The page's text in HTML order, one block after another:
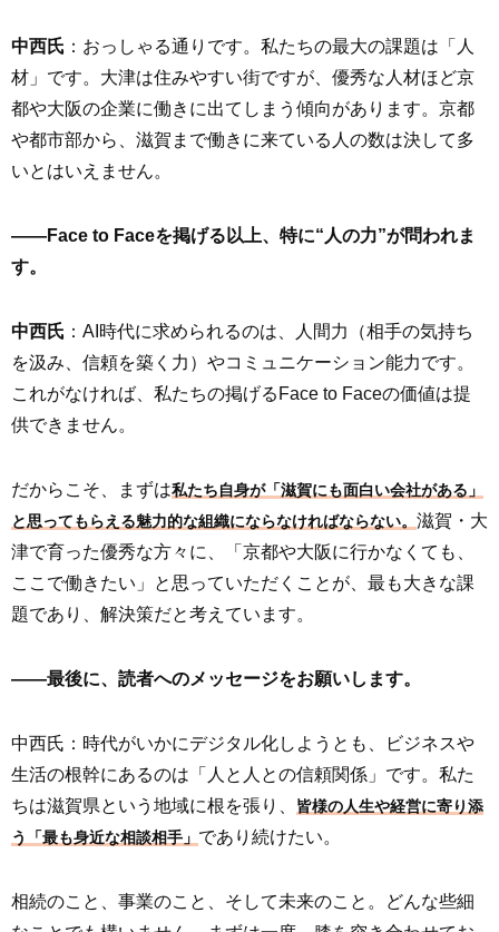
中西氏 ：おっしゃる通りです。私たちの最大の課題は「人
材」です。大津は住みやすい街ですが、優秀な人材ほど京
都や大阪の企業に働きに出てしまう傾向があります。京都
や都市部から、滋賀まで働きに来ている人の数は決して多
いとはいえません。
――Face to Faceを掲げる以上、特に“人の力”が問われま
す。
中西氏 ：AI時代に求められるのは、人間力（相手の気持ち
を汲み、信頼を築く力）やコミュニケーション能力です。
これがなければ、私たちの掲げるFace to Faceの価値は提
供できません。
だからこそ、まずは私たち自身が「滋賀にも面白い会社がある」
と思ってもらえる魅力的な組織にならなければならない。 滋賀・大
津で育った優秀な方々に、「京都や大阪に行かなくても、
ここで働きたい」と思っていただくことが、最も大きな課
題であり、解決策だと考えています。
――最後に、読者へのメッセージをお願いします。
中西氏：時代がいかにデジタル化しようとも、ビジネスや
生活の根幹にあるのは「人と人との信頼関係」です。私た
ちは滋賀県という地域に根を張り、
皆様の人生や経営に寄り添
う「最も身近な相談相手」 であり続けたい。
相続のこと、事業のこと、そして未来のこと。どんな些細